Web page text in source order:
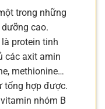
trong những
cao.
protein tinh
các axit amin
methionine…
tổng hợp được.
nhóm B